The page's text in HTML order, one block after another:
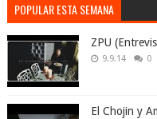
POPULAR ESTA SEMANA
ZPU
9.9.14 0
El Chojin y